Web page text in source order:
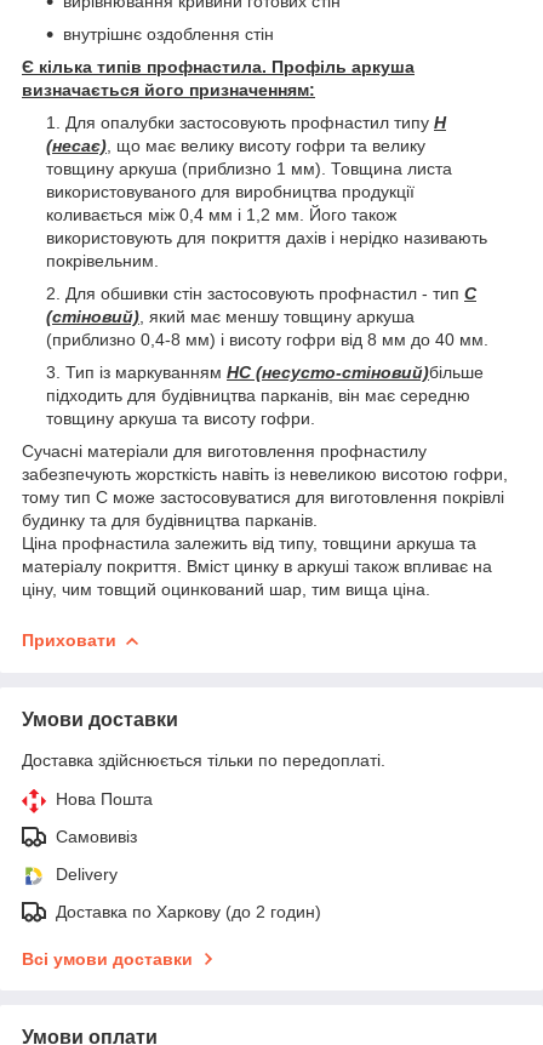
внутрішнє оздоблення стін
Є кілька типів профнастила. Профіль аркуша
визначається його призначенням:
Для опалубки застосовують профнастил типу Н
(несає) , що має велику висоту гофри та велику
товщину аркуша (приблизно 1 мм). Товщина листа
використовуваного для виробництва продукції
коливається між 0,4 мм і 1,2 мм. Його також
використовують для покриття дахів і нерідко називають
покрівельним.
Для обшивки стін застосовують профнастил - тип С
(стіновий) , який має меншу товщину аркуша
(приблизно 0,4-8 мм) і висоту гофри від 8 мм до 40 мм.
Тип із маркуванням НС (несусто-стіновий)більше
підходить для будівництва парканів, він має середню
товщину аркуша та висоту гофри.
Сучасні матеріали для виготовлення профнастилу
забезпечують жорсткість навіть із невеликою висотою гофри,
тому тип С може застосовуватися для виготовлення покрівлі
будинку та для будівництва парканів.
Ціна профнастила залежить від типу, товщини аркуша та
матеріалу покриття. Вміст цинку в аркуші також впливає на
ціну, чим товщий оцинкований шар, тим вища ціна.
Приховати
Умови доставки
Доставка здійснюється тільки по передоплаті.
Нова Пошта
Самовивіз
Delivery
Доставка по Харкову (до 2 годин)
Всі умови доставки
Умови оплати